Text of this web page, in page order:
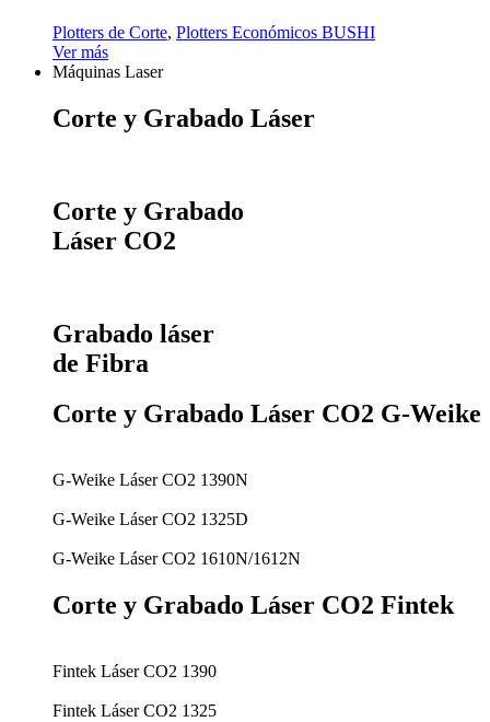
Plotters de Corte, Plotters Económicos BUSHI
Ver más
Máquinas Laser
Corte y Grabado Láser
Corte y Grabado
Láser CO2
Grabado láser
de Fibra
Corte y Grabado Láser CO2 G-Weike
G-Weike Láser CO2 1390N
G-Weike Láser CO2 1325D
G-Weike Láser CO2 1610N/1612N
Corte y Grabado Láser CO2 Fintek
Fintek Láser CO2 1390
Fintek Láser CO2 1325